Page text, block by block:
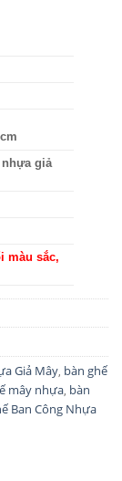
giả
màu sắc,
Giả Mây, bàn ghế
mây nhựa, bàn
Ban Công Nhựa